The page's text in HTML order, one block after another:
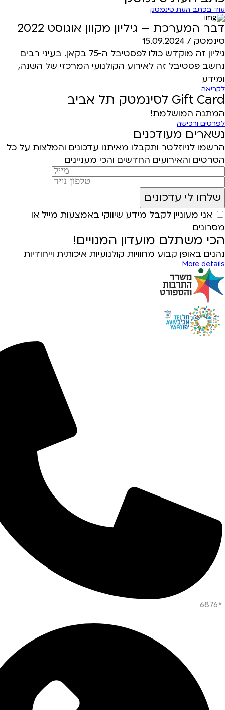
עוד בכתב העת סינמטק
דבר המערכת – גיליון מקוון אוגוסט 2022
סינמטק / 15.09.2024
גיליון זה מוקדש כולו לפסטיבל ה-75 בקאן. בעיני רבים
נחשב פסטיבל זה לאירוע הקולנועי המרכזי של השנה,
ומידע
לקריאה
Gift Card לסינמטק תל אביב
המתנה המושלמת!
לפרטים ורכישה
נשארים מעודכנים
הרשמו לניוזלטר ותקבלו מאיתנו עדכונים והמלצות על כל
הסרטים והאירועים החדשים והכי מעניינים
אני מעוניין לקבל מידע שיווקי באמצעות מייל או
מסרונים
הכי משתלם מועדון המנויים!
נהנים באופן קבוע מחוויות קולנועיות איכותית וייחודיות
More details
*6876